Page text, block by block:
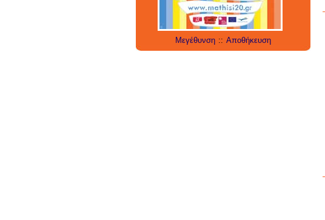
Μεγέθυνση :: Αποθήκευση